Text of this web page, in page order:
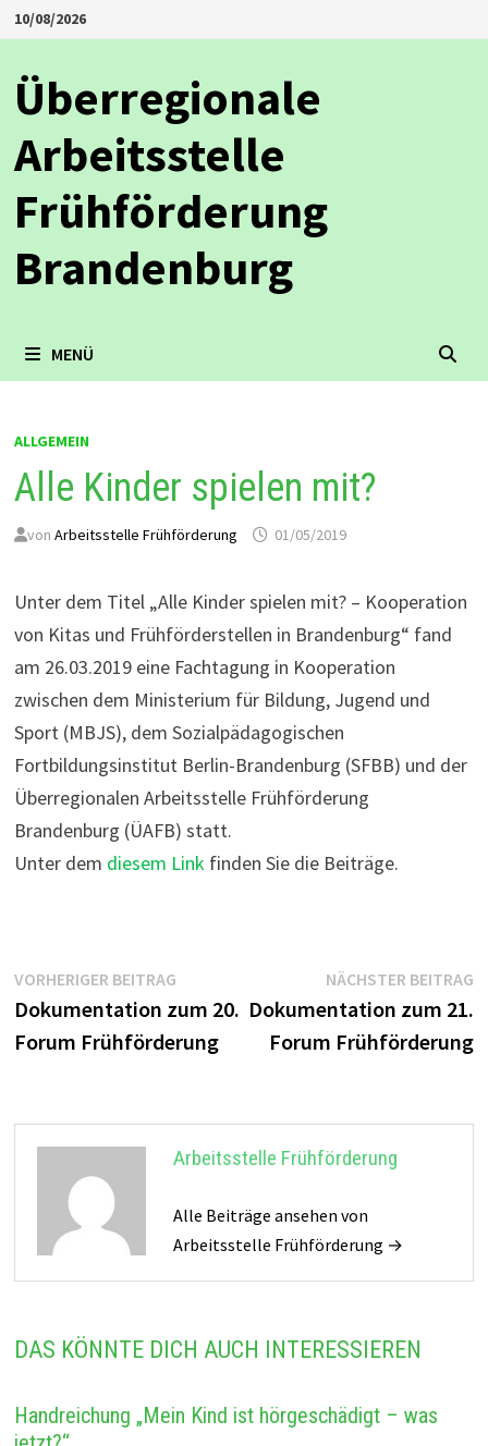
Zum
Inhalt
springen
10/08/2026
Überregionale
Arbeitsstelle
Frühförderung
Brandenburg
MENÜ
ALLGEMEIN
Alle Kinder spielen mit?
vonArbeitsstelle Frühförderung 01/05/2019
Unter dem Titel „Alle Kinder spielen mit? – Kooperation
von Kitas und Frühförderstellen in Brandenburg“ fand
am 26.03.2019 eine Fachtagung in Kooperation
zwischen dem Ministerium für Bildung, Jugend und
Sport (MBJS), dem Sozialpädagogischen
Fortbildungsinstitut Berlin-Brandenburg (SFBB) und der
Überregionalen Arbeitsstelle Frühförderung
Brandenburg (ÜAFB) statt.
Unter dem diesem Link finden Sie die Beiträge.
Beitragsnavigation
VORHERIGER BEITRAG
Beitrag:
Dokumentation zum 20.
Forum Frühförderung
NÄCHSTER BEITRAG
Dokumentation zum 21.
Forum Frühförderung
Arbeitsstelle Frühförderung
Alle Beiträge ansehen von
Arbeitsstelle Frühförderung →
DAS KÖNNTE DICH AUCH INTERESSIEREN
Handreichung „Mein Kind ist hörgeschädigt – was